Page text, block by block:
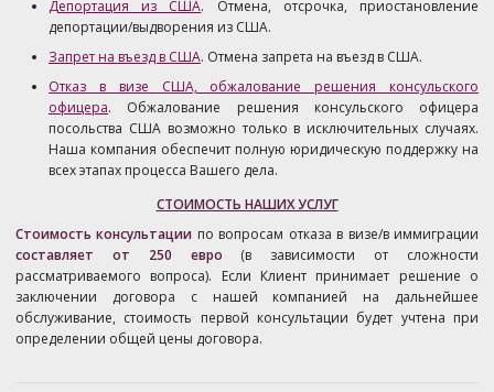
Депортация из США. Отмена, отсрочка, приостановление
депортации/выдворения из США.
Запрет на въезд в США. Отмена запрета на въезд в США.
Отказ в визе США, обжалование решения консульского
офицера. Обжалование решения консульского офицера
посольства США возможно только в исключительных случаях.
Наша компания обеспечит полную юридическую поддержку на
всех этапах процесса Вашего дела.
СТОИМОСТЬ НАШИХ УСЛУГ
Стоимость консультации по вопросам отказа в визе/в иммиграции
составляет от 250 евро (в зависимости от сложности
рассматриваемого вопроса). Если Клиент принимает решение о
заключении договора с нашей компанией на дальнейшее
обслуживание, стоимость первой консультации будет учтена при
определении общей цены договора.